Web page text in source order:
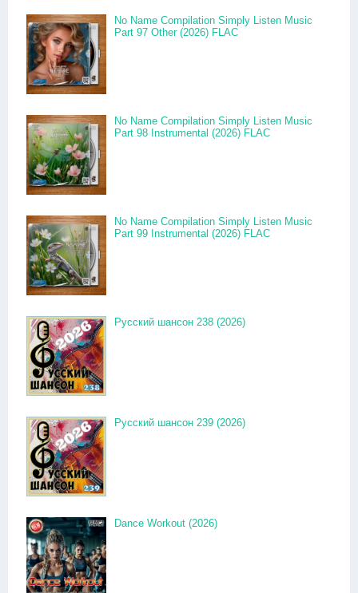
No Name Compilation Simply Listen Music
Part 97 Other (2026) FLAC
No Name Compilation Simply Listen Music
Part 98 Instrumental (2026) FLAC
No Name Compilation Simply Listen Music
Part 99 Instrumental (2026) FLAC
Русский шансон 238 (2026)
Русский шансон 239 (2026)
Dance Workout (2026)